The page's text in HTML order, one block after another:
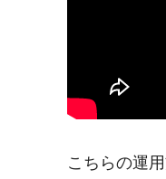
こちらの運